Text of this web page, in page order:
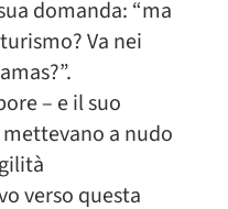
domanda: “ma
Va nei
– e il suo
a nudo
verso questa